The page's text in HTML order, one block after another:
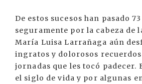
De estos sucesos han pasado
seguramente por la cabeza de
María Luisa Larrañaga aún
ingratos y dolorosos recuerdos
jornadas que les tocó padecer.
el siglo de vida y por algunas